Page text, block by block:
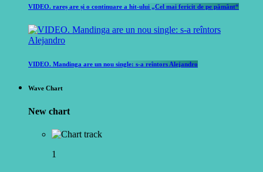
VIDEO. rareș are și o continuare a hit-ului „Cel mai fericit de pe pământ“
VIDEO. Mandinga are un nou single: s-a reîntors Alejandro
Wave Chart
New chart
1